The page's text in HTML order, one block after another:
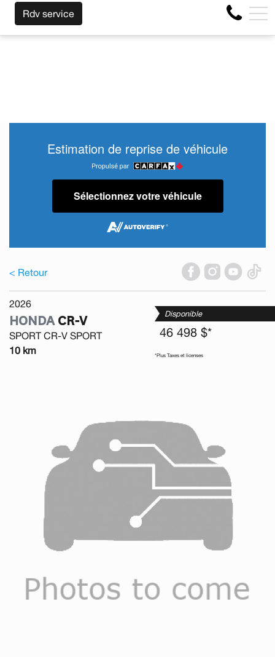
RACHETONS VOTRE AUTO PEU IMPORTE LA MARQUE
4356 Boul Métropolitain E, Montréal, QC, CA H1S 1A2
EN
Rdv service
Estimation de reprise de véhicule
Sélectionnez votre véhicule
< Retour
2026
HONDACR-V
SPORT CR-V SPORT
10 km
Disponible
46 498 $*
*Plus Taxes et licenses